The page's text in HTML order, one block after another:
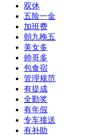
双休
五险一金
加班费
朝九晚五
美女多
帅哥多
包食宿
管理规范
有提成
全勤奖
有年假
专车接送
有补助